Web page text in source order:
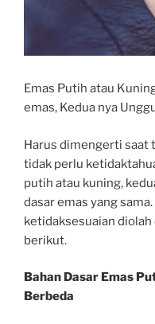
Emas Putih atau
emas, Kedua nya
Harus dimengerti saat
tidak perlu
putih atau kuning,
dasar emas yang
ketidaksesuaian
berikut.
Bahan Dasar Emas
Berbeda